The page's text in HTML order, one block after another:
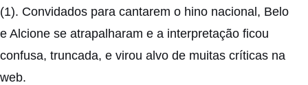
(1). Convidados para cantarem o hino nacional, Belo
e Alcione se atrapalharam e a interpretação ficou
confusa, truncada, e virou alvo de muitas críticas na
web.